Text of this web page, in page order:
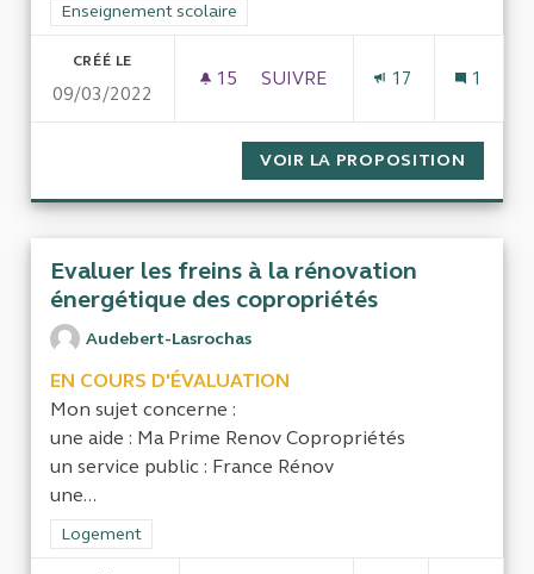
Filtrer les résultats de la catégorie : Enseignement scolaire
Enseignement scolaire
CRÉÉ LE
09/03/2022
15 15 ABONNÉS
SUIVRE
17 1
VOIR LA PROPOSITION
Evaluer les freins à la rénovation
énergétique des copropriétés
Audebert-Lasrochas
EN COURS D'ÉVALUATION
Mon sujet concerne :
une aide : Ma Prime Renov Copropriétés
un service public : France Rénov
une...
Filtrer les résultats de la catégorie : Logement
Logement